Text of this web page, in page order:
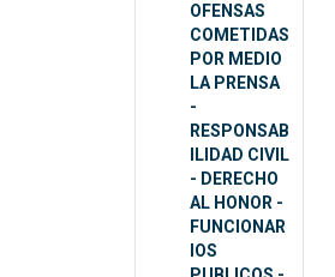
OFENSAS
COMETIDAS
POR MEDIO
LA PRENSA
-
RESPONSAB
ILIDAD CIVIL
- DERECHO
AL HONOR -
FUNCIONAR
IOS